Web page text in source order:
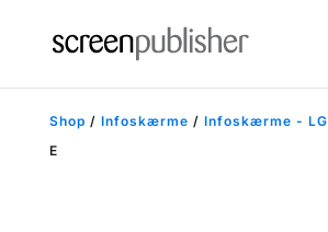
Shop / Infoskærme / Infoskærme - LG
E